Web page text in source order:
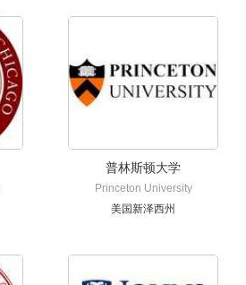
普林斯顿大学
Princeton University
美国新泽西州